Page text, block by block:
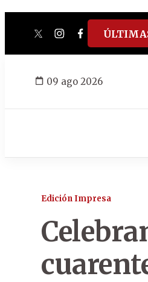
twitterinstagram
facebook
tiktok
09 ago 2026
Edición Impresa